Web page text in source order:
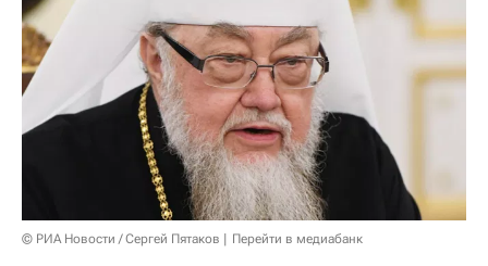
© РИА Новости / Сергей Пятаков Перейти в медиабанк